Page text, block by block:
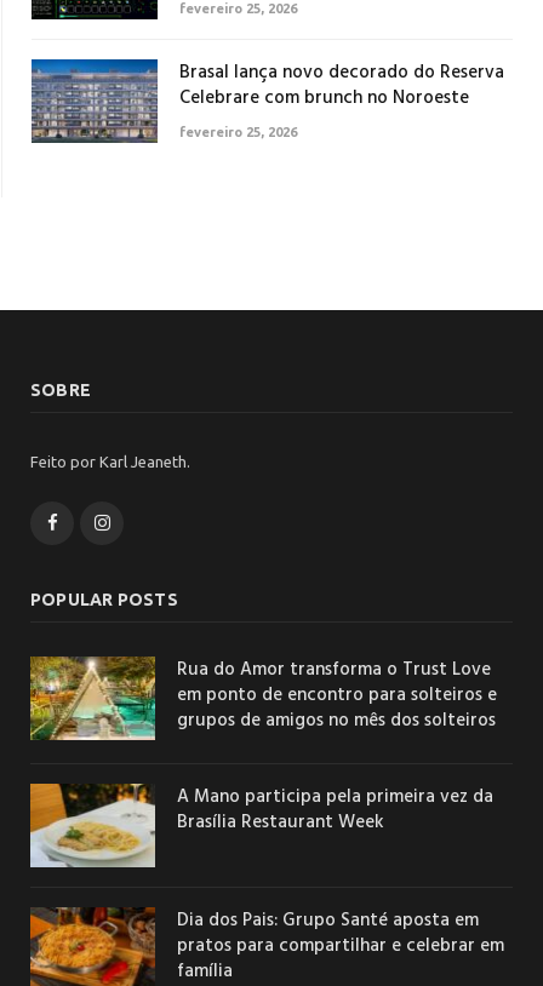
fevereiro 25, 2026
Brasal lança novo decorado do Reserva
Celebrare com brunch no Noroeste
fevereiro 25, 2026
SOBRE
Feito por Karl Jeaneth.
FacebookInstagram
POPULAR POSTS
Rua do Amor transforma o Trust Love
em ponto de encontro para solteiros e
grupos de amigos no mês dos solteiros
A Mano participa pela primeira vez da
Brasília Restaurant Week
Dia dos Pais: Grupo Santé aposta em
pratos para compartilhar e celebrar em
família